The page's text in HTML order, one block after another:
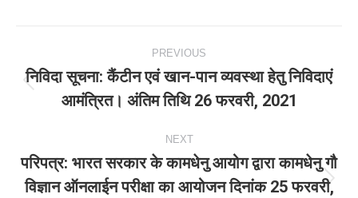
navigation
PREVIOUS
Previous
post:
निविदा सूचना: कैंटीन एवं खान-पान व्‍यवस्‍था हेतु निविदाएं
आमंत्रित। अंतिम तिथि 26 फरवरी, 2021
NEXT
Next
परिपत्र: भारत सरकार के कामधेनु आयोग द्वारा कामधेनु गौ
विज्ञान ऑनलाईन परीक्षा का आयोजन दिनांक 25 फरवरी,